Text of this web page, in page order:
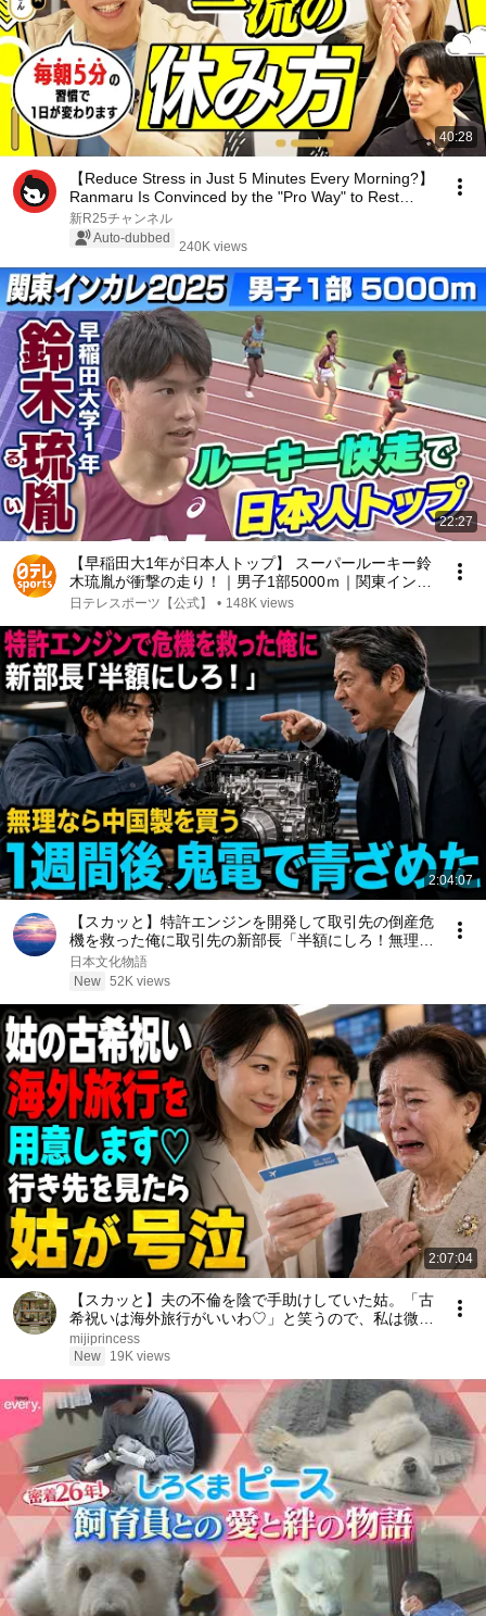
40:28
【Reduce Stress in Just 5 Minutes Every Morning?】
Ranmaru Is Convinced by the "Pro Way" to Rest
Pra...
新R25チャンネル
Auto-dubbed
240K views
22:27
【早稲田大1年が日本人トップ】 スーパールーキー鈴
木琉胤が衝撃の走り！｜男子1部5000ｍ｜関東インカ
レ2025
日テレスポーツ【公式】 • 148K views
2:04:07
【スカッと】特許エンジンを開発して取引先の倒産危
機を救った俺に取引先の新部長「半額にしろ！無理な
ら中国製を買う」1週間後、部長から鬼電→俺「お宅
の競合と5倍で独占契約済みです」
日本文化物語
New 52K views
2:07:04
【スカッと】夫の不倫を陰で手助けしていた姑。「古
希祝いは海外旅行がいいわ♡」と笑うので、私は微笑
んだ。「もちろんご用意します」――行き先を知った
姑は号泣した……。
mijiprincess
New
19K views